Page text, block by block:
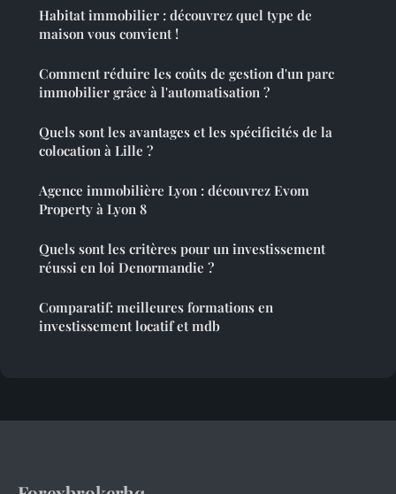
Habitat immobilier : découvrez quel type de
maison vous convient !
Comment réduire les coûts de gestion d'un parc
immobilier grâce à l'automatisation ?
Quels sont les avantages et les spécificités de la
colocation à Lille ?
Agence immobilière Lyon : découvrez Evom
Property à Lyon 8
Quels sont les critères pour un investissement
réussi en loi Denormandie ?
Comparatif: meilleures formations en
investissement locatif et mdb